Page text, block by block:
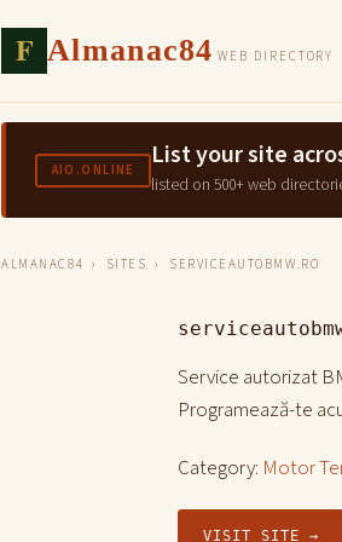
F Almanac84 WEB DIRECTORY
AIO.ONLINE List your site
listed on 500+ web
ALMANAC84 › SITES › SERVICEAUTOBMW.RO
Service autorizat
Programează-te
Category: Motor
VISIT SITE →